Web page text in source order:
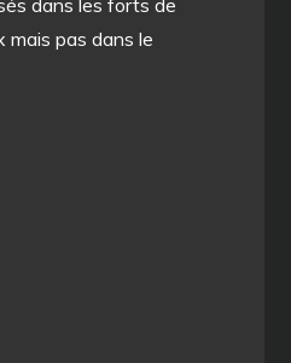
dans les forts de
mais pas dans le